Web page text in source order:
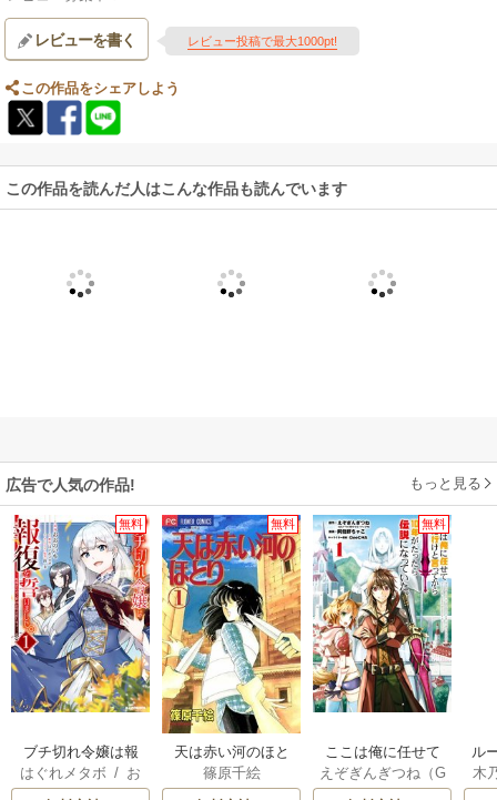
レビューを書く レビュー投稿で最大1000pt!
この作品をシェアしよう
この作品を読んだ人はこんな作品も読んでいます
広告で人気の作品! もっと見る
無料
ブチ切れ令嬢は報
復を誓いました。
はぐれメタボ / お
おのいも/昌未
無料
天は赤い河のほと
り
篠原千絵
無料
ここは俺に任せて
先に行けと言って
から10年がたった
えぞぎんぎつね（G
Aノベル／SBクリ
ル
令
木
透